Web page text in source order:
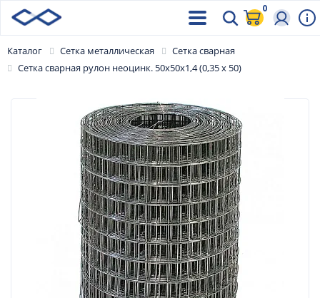
0
Каталог Сетка металлическая
Сетка сварная
Сетка сварная рулон неоцинк. 50х50х1,4 (0,35 х 50)